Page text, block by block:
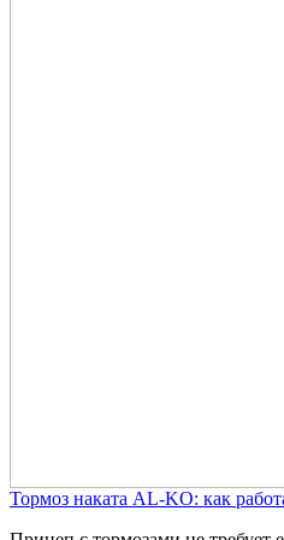
Тормоз наката AL-KO: как